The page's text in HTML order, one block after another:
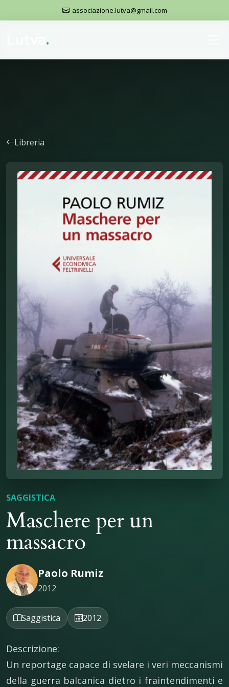
associazione.lutva@gmail.com
.
Libreria
SAGGISTICA
Maschere per un
massacro
Paolo Rumiz
2012
Saggistica 2012
Descrizione:
Un reportage capace di svelare i veri meccanismi
della guerra balcanica dietro i fraintendimenti e